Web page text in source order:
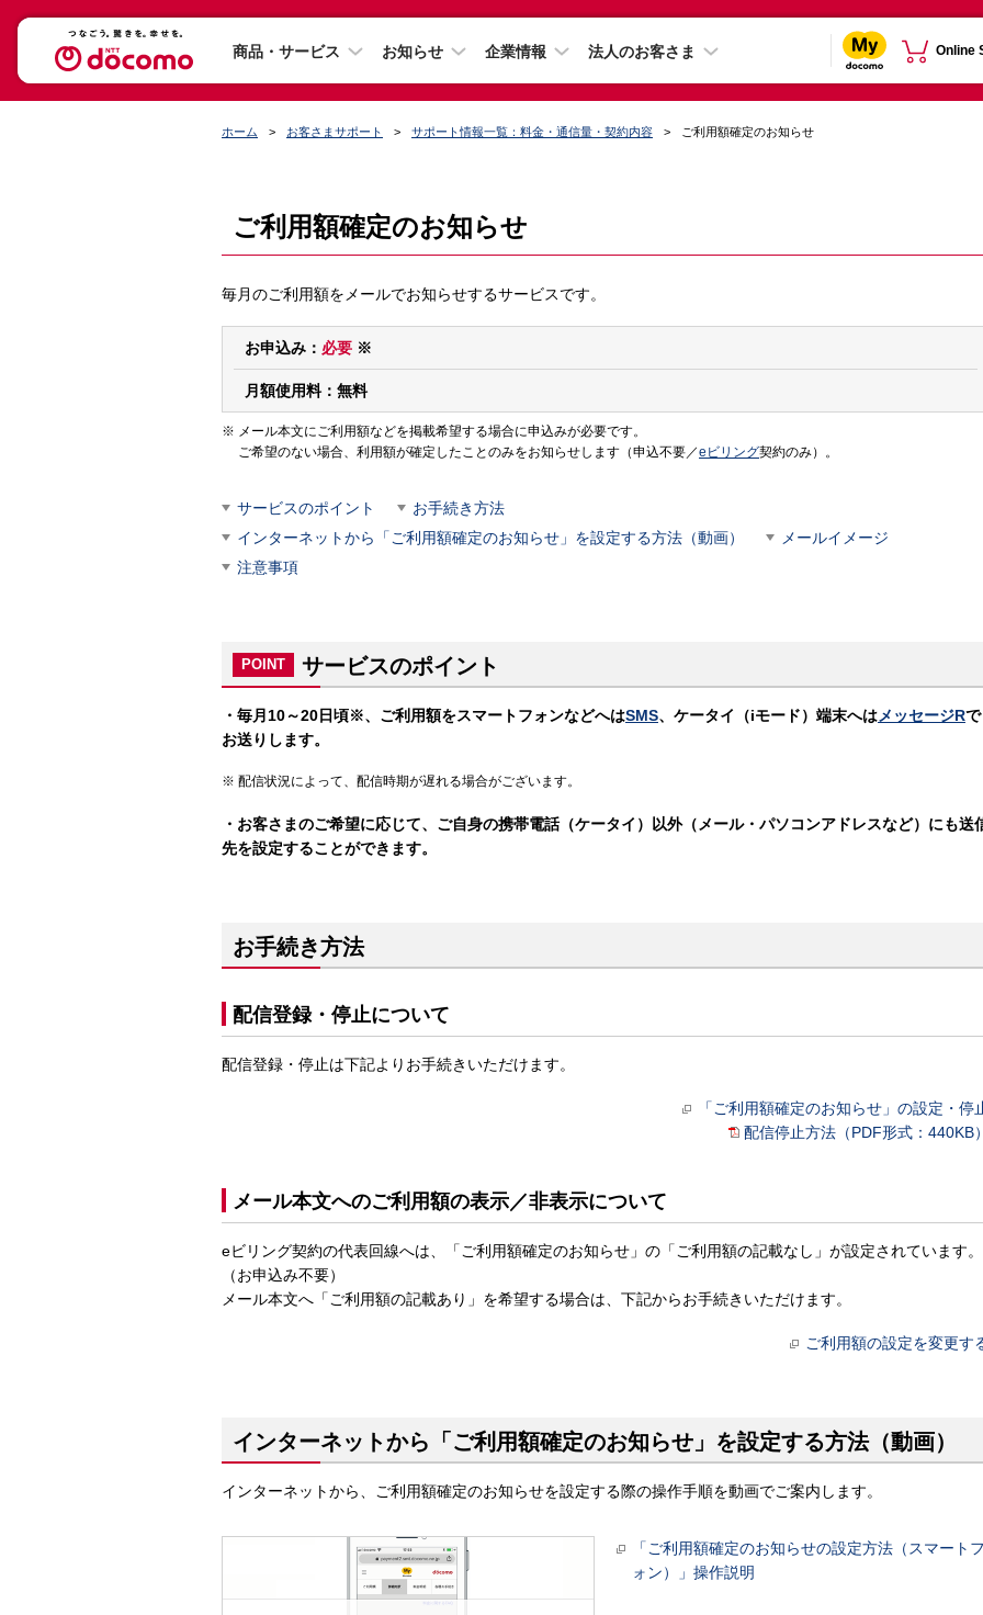
商品・サービス お知らせ 企業情報 法人のお客さま Online
ホーム お客さまサポート サポート情報一覧：料金・通信量・契約内容 ご利用額確定のお知らせ
ご利用額確定のお知らせ
毎月のご利用額をメールでお知らせするサービスです。
お申込み： 必要 ※
月額使用料：無料
メール本文にご利用額などを掲載希望する場合に申込みが必要です。
ご希望のない場合、利用額が確定したことのみをお知らせします（申込不要／eビリング契約のみ）。
サービスのポイント
お手続き方法
インターネットから「ご利用額確定のお知らせ」を設定する方法（動画）
メールイメージ
注意事項
POINT サービスのポイント
・毎月10～20日頃※、ご利用額をスマートフォンなどへはSMS、ケータイ（iモード）端末へはメッセージRで
お送りします。
配信状況によって、配信時期が遅れる場合がございます。
・お客さまのご希望に応じて、ご自身の携帯電話（ケータイ）以外（メール・パソコンアドレスなど）にも送
先を設定することができます。
お手続き方法
配信登録・停止について
配信登録・停止は下記よりお手続きいただけます。
「ご利用額確定のお知らせ」の設定・停
配信停止方法（PDF形式：440KB）
メール本文へのご利用額の表示／非表示について
eビリング契約の代表回線へは、「ご利用額確定のお知らせ」の「ご利用額の記載なし」が設定されています。
（お申込み不要）
メール本文へ「ご利用額の記載あり」を希望する場合は、下記からお手続きいただけます。
ご利用額の設定を変更す
インターネットから「ご利用額確定のお知らせ」を設定する方法（動画）
インターネットから、ご利用額確定のお知らせを設定する際の操作手順を動画でご案内します。
「ご利用額確定のお知らせの設定方法（スマートフ
ォン）」操作説明